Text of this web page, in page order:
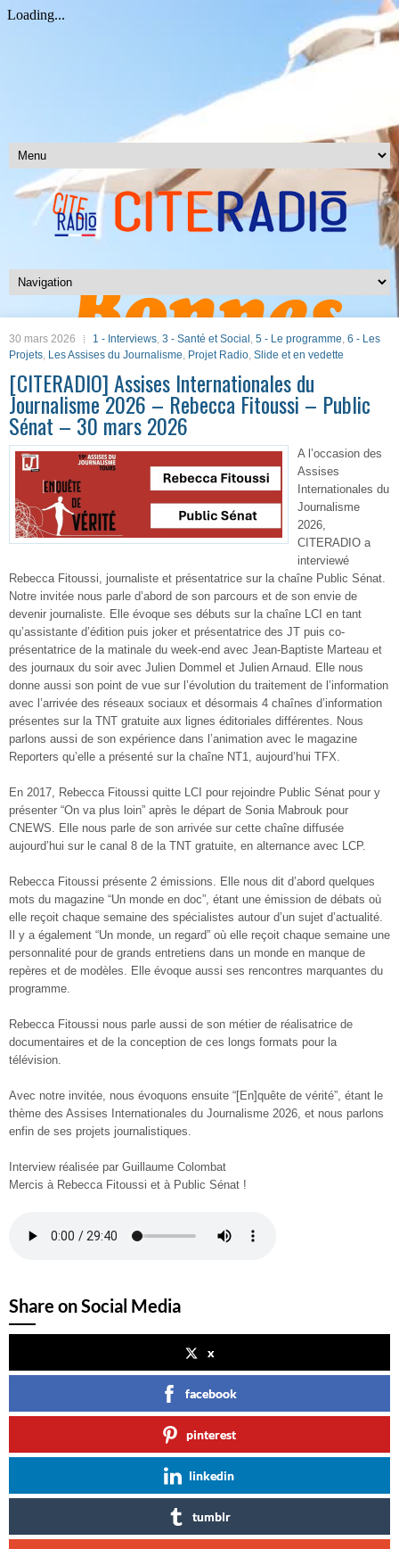
30 mars 2026 1 - Interviews, 3 - Santé et Social , 5 - Le programme, 6 - Les
Projets, Les Assises du Journalisme, Projet Radio, Slide et en vedette
[CITERADIO] Assises Internationales du
Journalisme 2026 – Rebecca Fitoussi – Public
Sénat – 30 mars 2026
A l’occasion des
Assises
Internationales du
Journalisme
2026,
CITERADIO a
interviewé
Rebecca Fitoussi, journaliste et présentatrice sur la chaîne Public Sénat.
Notre invitée nous parle d’abord de son parcours et de son envie de
devenir journaliste. Elle évoque ses débuts sur la chaîne LCI en tant
qu’assistante d’édition puis joker et présentatrice des JT puis co-
présentatrice de la matinale du week-end avec Jean-Baptiste Marteau et
des journaux du soir avec Julien Dommel et Julien Arnaud. Elle nous
donne aussi son point de vue sur l’évolution du traitement de l’information
avec l’arrivée des réseaux sociaux et désormais 4 chaînes d’information
présentes sur la TNT gratuite aux lignes éditoriales différentes. Nous
parlons aussi de son expérience dans l’animation avec le magazine
Reporters qu’elle a présenté sur la chaîne NT1, aujourd’hui TFX.
En 2017, Rebecca Fitoussi quitte LCI pour rejoindre Public Sénat pour y
présenter “On va plus loin” après le départ de Sonia Mabrouk pour
CNEWS. Elle nous parle de son arrivée sur cette chaîne diffusée
aujourd’hui sur le canal 8 de la TNT gratuite, en alternance avec LCP.
Rebecca Fitoussi présente 2 émissions. Elle nous dit d’abord quelques
mots du magazine “Un monde en doc”, étant une émission de débats où
elle reçoit chaque semaine des spécialistes autour d’un sujet d’actualité.
Il y a également “Un monde, un regard” où elle reçoit chaque semaine une
personnalité pour de grands entretiens dans un monde en manque de
repères et de modèles. Elle évoque aussi ses rencontres marquantes du
programme.
Rebecca Fitoussi nous parle aussi de son métier de réalisatrice de
documentaires et de la conception de ces longs formats pour la
télévision.
Avec notre invitée, nous évoquons ensuite “[En]quête de vérité”, étant le
thème des Assises Internationales du Journalisme 2026, et nous parlons
enfin de ses projets journalistiques.
Interview réalisée par Guillaume Colombat
Mercis à Rebecca Fitoussi et à Public Sénat !
Share on Social Media
x
facebook
pinterest
linkedin
tumblr